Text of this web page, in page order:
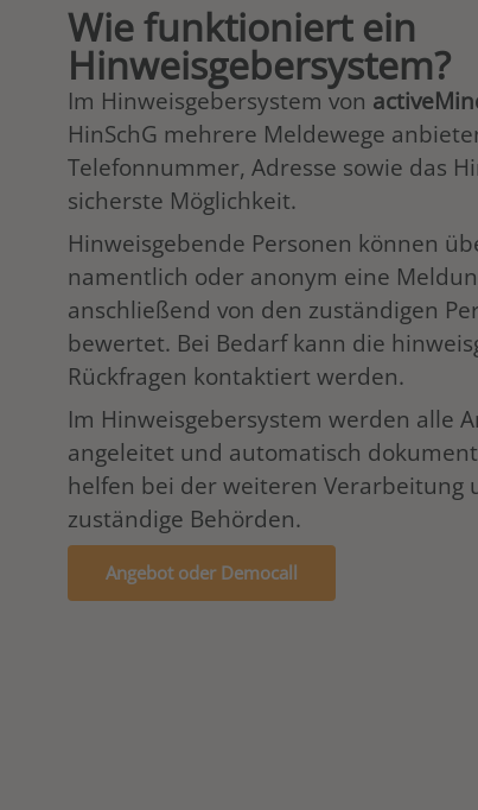
Wie funktioniert ein
Hinweisgebersystem?
Im Hinweisgebersystem von
HinSchG mehrere Meldewege
Telefonnummer, Adresse sowie das
sicherste Möglichkeit.
Hinweisgebende Personen können
namentlich oder anonym eine
anschließend von den zuständigen
bewertet. Bei Bedarf kann die
Rückfragen kontaktiert werden.
Im Hinweisgebersystem werden alle
angeleitet und automatisch
helfen bei der weiteren Verarbeitung
zuständige Behörden.
Angebot oder Democall